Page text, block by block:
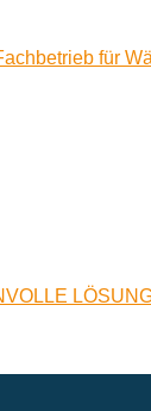
für